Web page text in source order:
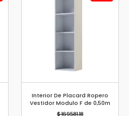
Interior De Placard Ropero
Vestidor Modulo F de 0,50m
$ 169.581,18